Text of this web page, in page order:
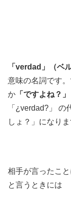
「verdad」（ベ
意味の名詞です
か 「ですよね？」
「¿verdad?」 の
しょ？」になり
相手が言ったこ
と言うときには